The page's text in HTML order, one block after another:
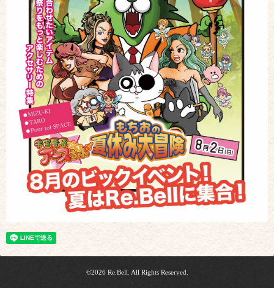
©2026 Re.Bell . All Rights Reserved.